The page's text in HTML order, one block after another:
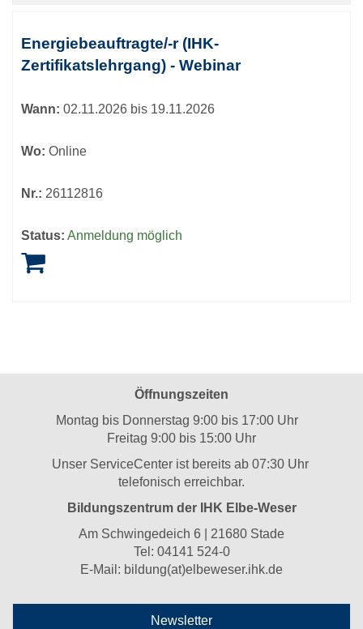
Energiebeauftragte/-r (IHK-
Zertifikatslehrgang) - Webinar
Wann: 02.11.2026 bis 19.11.2026
Wo: Online
Nr.: 26112816
Status: Anmeldung möglich
Öffnungszeiten
Montag bis Donnerstag 9:00 bis 17:00 Uhr
Freitag 9:00 bis 15:00 Uhr
Unser ServiceCenter ist bereits ab 07:30 Uhr
telefonisch erreichbar.
Bildungszentrum der IHK Elbe-Weser
Am Schwingedeich 6 | 21680 Stade
Tel: 04141 524-0
E-Mail: bildung(at)elbeweser.ihk.de
Newsletter